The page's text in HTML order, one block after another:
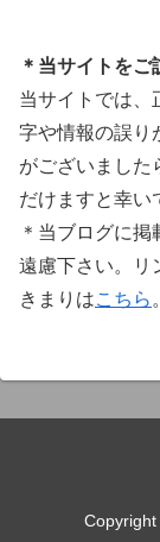
＊当サイトをご
当サイトでは、
字や情報の誤り
がございました
だけますと幸い
＊当ブログに
遠慮下さい。リ
きまりはこちら 。
Copyright